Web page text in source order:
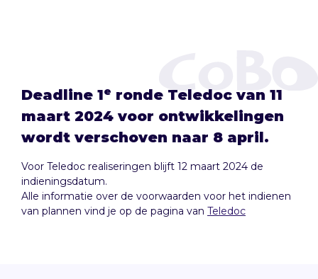
Deadline 1e ronde Teledoc van 11
maart 2024 voor ontwikkelingen
wordt verschoven naar 8 april.
Voor Teledoc realiseringen blijft 12 maart 2024 de
indieningsdatum.
Alle informatie over de voorwaarden voor het indienen
van plannen vind je op de pagina van Teledoc